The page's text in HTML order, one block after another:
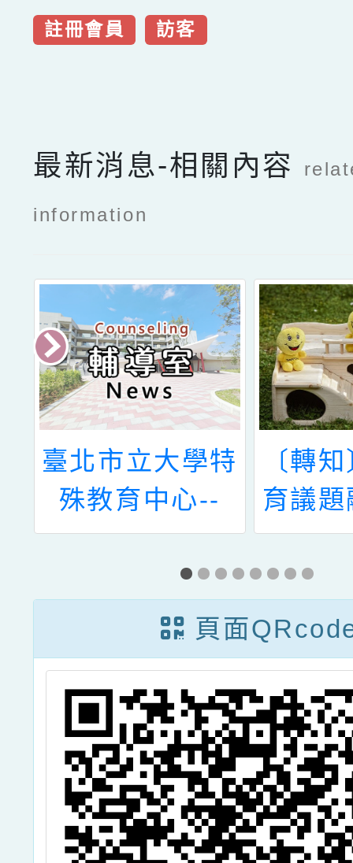
註冊會員 訪客
最新消息-相關內容
information
臺北市立大學特
殊教育中心--
《114學年度第
二學期特殊教育
諮詢專線》
〔轉
育議
需求
冊提
頁面